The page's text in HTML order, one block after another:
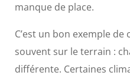
manque de place.
C’est un bon exemple de
souvent sur le terrain :
différente. Certaines